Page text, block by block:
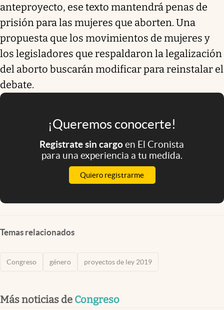
anteproyecto, ese texto mantendrá penas de
prisión para las mujeres que aborten. Una
propuesta que los movimientos de mujeres y
los legisladores que respaldaron la legalización
del aborto buscarán modificar para reinstalar el
debate.
¡Queremos conocerte!
Registrate sin cargoen El Cronista
para una experiencia a tu medida.
Quiero registrarme
Temas relacionados
Congreso género proyectos de ley 2019
Más noticias de Congreso